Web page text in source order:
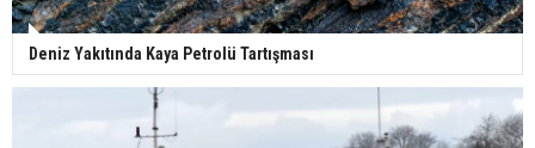
Deniz Yakıtında Kaya Petrolü Tartışması